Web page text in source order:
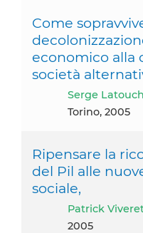
Come
economico alla
società
Serge
Torino, 2005
Ripensare la
del Pil alle
sociale,
Patrick
2005